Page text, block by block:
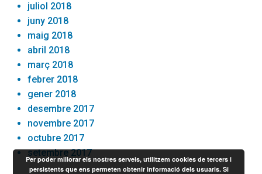
juliol 2018
juny 2018
maig 2018
abril 2018
març 2018
febrer 2018
gener 2018
desembre 2017
novembre 2017
octubre 2017
setembre 2017
Per poder millorar els nostres serveis, utilitzem cookies de tercers i
persistents que ens permeten obtenir informació dels usuaris. Si